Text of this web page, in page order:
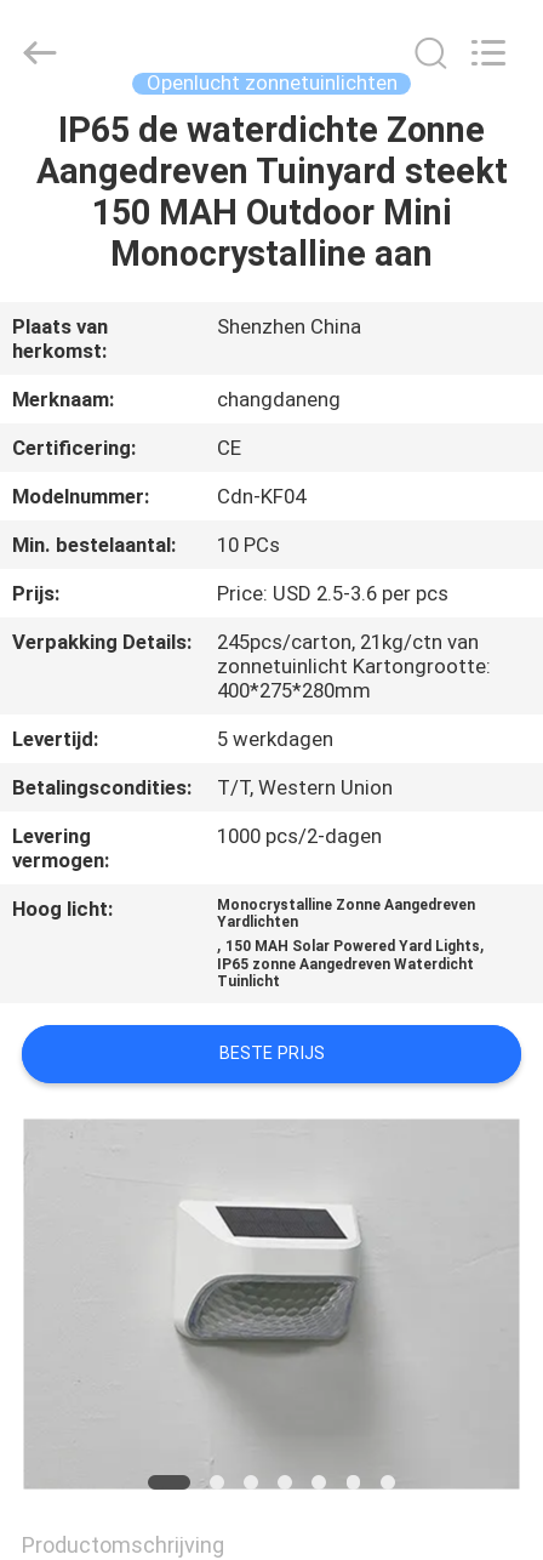
HUIS
PRODUCTEN
ONS
FABRIEKSRONDLEIDING
KWALITEITSCONTROLE
NEEM
CONTACT
MET
OP
NIEUWS
GEVALLEN
AANVRAGEN
ONLINE
PRIVACYBELEID
Ltd..
Openlucht zonnetuinlichten
IP65 de waterdichte Zonne
Aangedreven Tuinyard steekt
150 MAH Outdoor Mini
Monocrystalline aan
Plaats van
herkomst:
Shenzhen China
Merknaam:
changdaneng
Certificering:
CE
Modelnummer:
Cdn-KF04
Min. bestelaantal:
10 PCs
Prijs:
Price: USD 2.5-3.6 per pcs
Verpakking Details:
245pcs/carton, 21kg/ctn van
zonnetuinlicht Kartongrootte:
400*275*280mm
Levertijd:
5 werkdagen
Betalingscondities:
T/T, Western Union
Levering
vermogen:
1000 pcs/2-dagen
Hoog licht:
Monocrystalline Zonne Aangedreven
Yardlichten
, 150 MAH Solar Powered Yard Lights,
IP65 zonne Aangedreven Waterdicht
Tuinlicht
BESTE PRIJS
Productomschrijving